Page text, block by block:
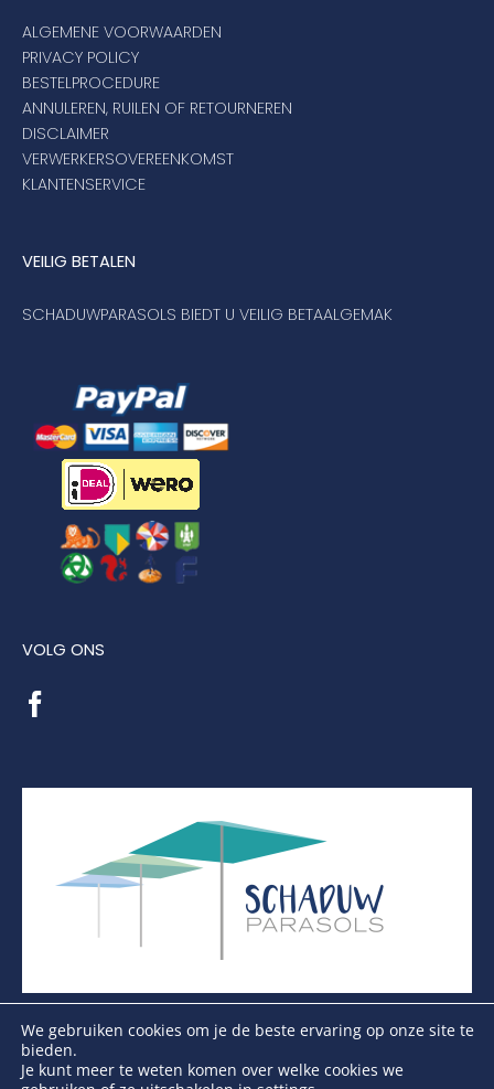
ALGEMENE VOORWAARDEN
PRIVACY POLICY
BESTELPROCEDURE
ANNULEREN, RUILEN OF RETOURNEREN
DISCLAIMER
VERWERKERSOVEREENKOMST
KLANTENSERVICE
VEILIG BETALEN
SCHADUWPARASOLS BIEDT U VEILIG BETAALGEMAK
VOLG ONS
We gebruiken cookies om je de beste ervaring op onze site te
bieden.
Je kunt meer te weten komen over welke cookies we